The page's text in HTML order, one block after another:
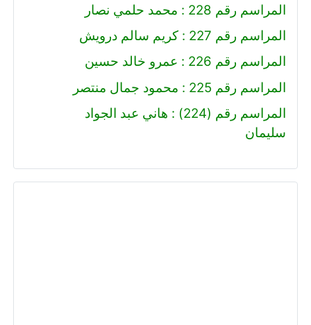
المراسم رقم 228 : محمد حلمي نصار
المراسم رقم 227 : كريم سالم درويش
المراسم رقم 226 : عمرو خالد حسين
المراسم رقم 225 : محمود جمال منتصر
المراسم رقم (224) : هاني عبد الجواد
سليمان